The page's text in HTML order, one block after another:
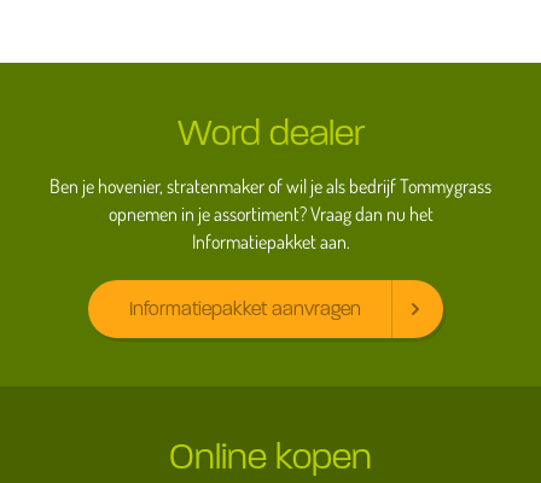
Word dealer
Ben je hovenier, stratenmaker of wil je als bedrijf Tommygrass
opnemen in je assortiment? Vraag dan nu het
Informatiepakket aan.
Informatiepakket aanvragen
Online kopen